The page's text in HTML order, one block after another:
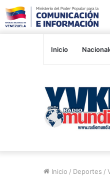
Inicio
Inicio / Deportes /